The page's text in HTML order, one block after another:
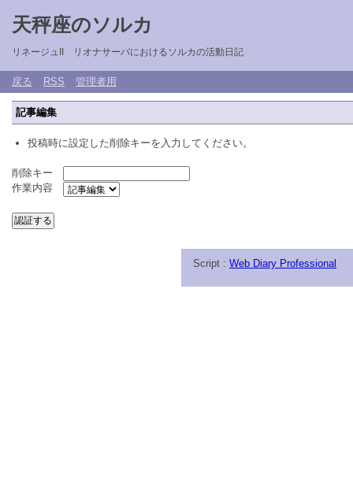
天秤座のソルカ
リネージュII リオナサーバにおけるソルカの活動日記
戻る RSS 管理者用
記事編集
投稿時に設定した削除キーを入力してください。
削除キー
作業内容
Script : Web Diary Professional